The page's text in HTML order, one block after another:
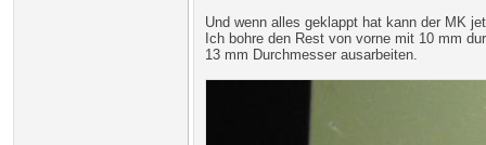
Und wenn alles geklappt hat kann der MK
Ich bohre den Rest von vorne mit 10 mm
13 mm Durchmesser ausarbeiten.